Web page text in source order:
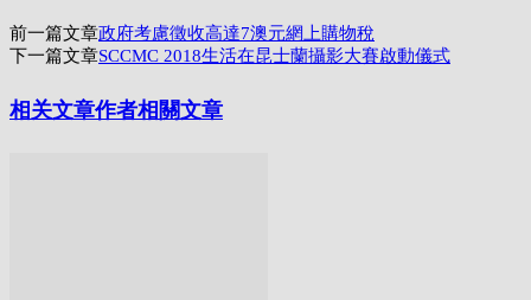
享
前一篇文章政府考慮徵收高達7澳元網上購物稅
下一篇文章SCCMC 2018生活在昆士蘭攝影大賽啟動儀式
相关文章作者相關文章